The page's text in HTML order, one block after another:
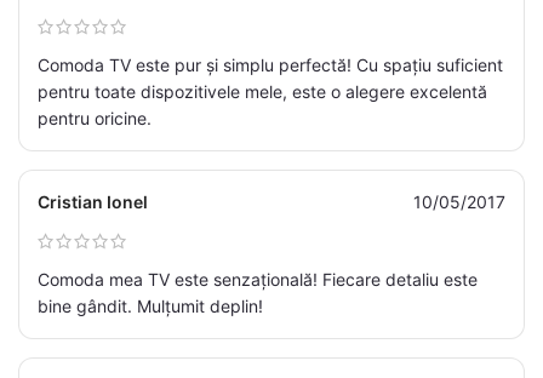
Comoda TV este pur și simplu perfectă! Cu spațiu suficient
pentru toate dispozitivele mele, este o alegere excelentă
pentru oricine.
Cristian Ionel 10/05/2017
Comoda mea TV este senzațională! Fiecare detaliu este
bine gândit. Mulțumit deplin!